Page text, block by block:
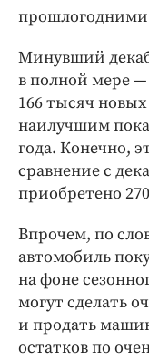
Минувший
в полной ме­ре
166 тысяч
наилучшим
года. Конечно,
сравнение с
приобретено
Впрочем, по
автомобиль
на фоне
могут сделать
и продать
остатков по